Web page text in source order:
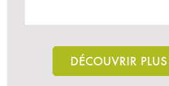
DÉCOUVRIR